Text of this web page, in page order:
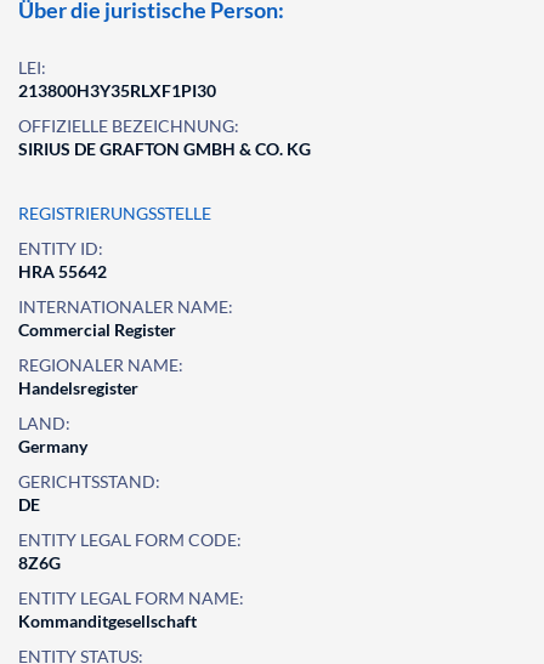
Über die juristische Person:
LEI:
213800H3Y35RLXF1PI30
OFFIZIELLE BEZEICHNUNG:
SIRIUS DE GRAFTON GMBH & CO. KG
REGISTRIERUNGSSTELLE
ENTITY ID:
HRA 55642
INTERNATIONALER NAME:
Commercial Register
REGIONALER NAME:
Handelsregister
LAND:
Germany
GERICHTSSTAND:
DE
ENTITY LEGAL FORM CODE:
8Z6G
ENTITY LEGAL FORM NAME:
Kommanditgesellschaft
ENTITY STATUS: